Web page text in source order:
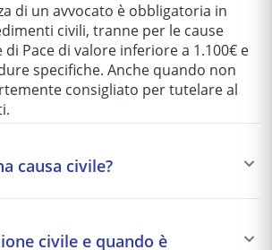
di un avvocato è obbligatoria in
civili, tranne per le cause
di Pace di valore inferiore a 1.100€ e
specifiche. Anche quando non
consigliato per tutelare al
causa civile?
anni per quelle più articolate. Per
civile e quando è